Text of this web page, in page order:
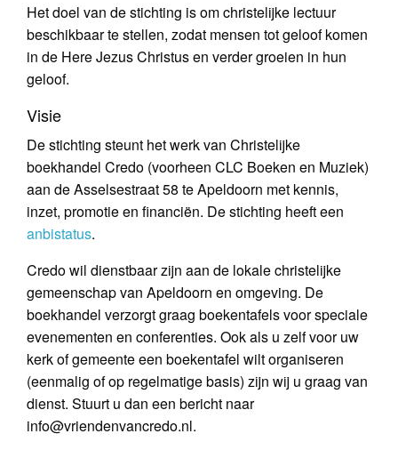
Het doel van de stichting is om christelijke lectuur
beschikbaar te stellen, zodat mensen tot geloof komen
in de Here Jezus Christus en verder groeien in hun
geloof.
Visie
De stichting steunt het werk van Christelijke
boekhandel Credo (voorheen CLC Boeken en Muziek)
aan de Asselsestraat 58 te Apeldoorn met kennis,
inzet, promotie en financiën. De stichting heeft een
anbistatus.
Credo wil dienstbaar zijn aan de lokale christelijke
gemeenschap van Apeldoorn en omgeving. De
boekhandel verzorgt graag boekentafels voor speciale
evenementen en conferenties. Ook als u zelf voor uw
kerk of gemeente een boekentafel wilt organiseren
(eenmalig of op regelmatige basis) zijn wij u graag van
dienst. Stuurt u dan een bericht naar
info@vriendenvancredo.nl.